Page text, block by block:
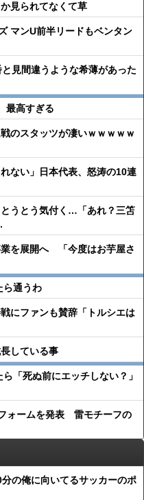
見られてなくて草
マンU前半リードもベンタン
見間違うような希薄があった
最高すぎる
のスタッツが凄いｗｗｗｗｗ
ない」日本代表、怒涛の10連
とうとう気付く…「あれ？三笘
業を展開へ 「今度はお芋屋さ
ら通うわ
にファンも賛辞「トルシエは
している事
「死ぬ前にエッチしない？」
ォームを発表 雷モチーフの
の俺に向いてるサッカーのポ